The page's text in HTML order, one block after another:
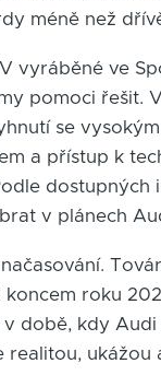
méně než
vyráběné ve
pomoci řešit.
se
a přístup k
dostupných
v plánech
roku
době, kdy
realitou, ukážou